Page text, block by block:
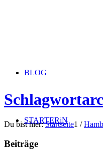
BLOG
STARTERiN
Du bist hier: Startseite1 /
Beiträge